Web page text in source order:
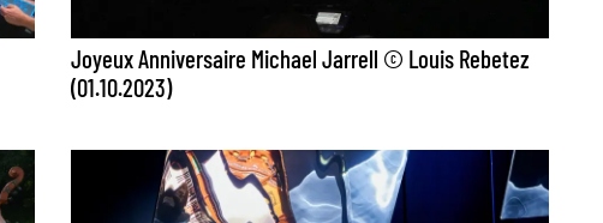
Joyeux Anniversaire Michael Jarrell © Louis Rebetez
(01.10.2023)